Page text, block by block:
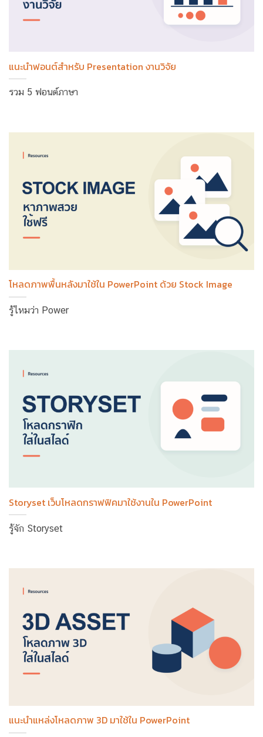
แนะนำฟอนต์สำหรับ Presentation งานวิจัย
รวม 5 ฟอนต์ภาษา
โหลดภาพพื้นหลังมาใช้ใน PowerPoint ด้วย Stock Image
รู้ไหมว่า Power
Storyset เว็บโหลดกราฟฟิคมาใช้งานใน PowerPoint
รู้จัก Storyset
แนะนำแหล่งโหลดภาพ 3D มาใช้ใน PowerPoint